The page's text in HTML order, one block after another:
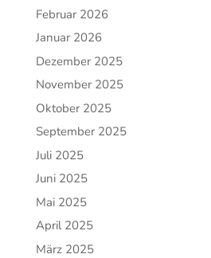
Februar 2026
Januar 2026
Dezember 2025
November 2025
Oktober 2025
September 2025
Juli 2025
Juni 2025
Mai 2025
April 2025
März 2025